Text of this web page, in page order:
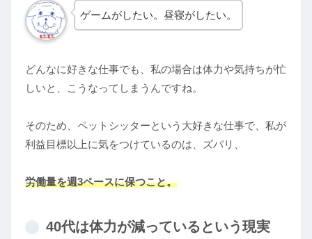
ゲームがしたい。昼寝がしたい。
どんなに好きな仕事でも、私の場合は体力や気持ちが忙
しいと、こうなってしまうんですね。
そのため、ペットシッターという大好きな仕事で、私が
利益目標以上に気をつけているのは、ズバリ、
労働量を週3ペースに保つこと。
40代は体力が減っているという現実